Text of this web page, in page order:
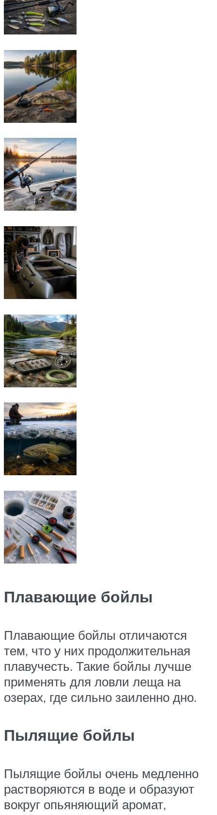
Плавающие бойлы
Плавающие бойлы отличаются
тем, что у них продолжительная
плавучесть. Такие бойлы лучше
применять для ловли леща на
озерах, где сильно заиленно дно.
Пылящие бойлы
Пылящие бойлы очень медленно
растворяются в воде и образуют
вокруг опьяняющий аромат,